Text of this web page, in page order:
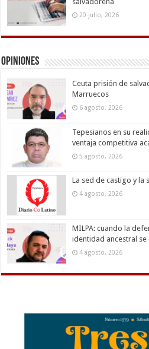
20 julio, 2026
Opiniones
Ceuta prisión de
Marruecos
6 agosto, 2026
Tepesianos en su
ventaja competitiva
5 agosto, 2026
La sed de castigo y la
4 agosto, 2026
MILPA: cuando la
identidad ancestral se
4 agosto, 2026